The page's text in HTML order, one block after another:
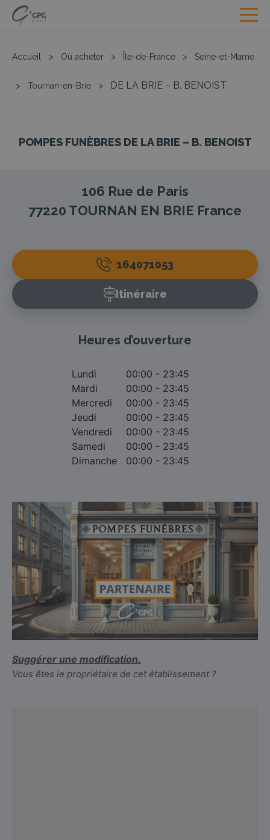
Accueil > Où acheter > Île-de-France > Seine-et-Marne
> Tournan-en-Brie > DE LA BRIE – B. BENOIST
POMPES FUNÈBRES DE LA BRIE – B. BENOIST
106 Rue de Paris
77220 TOURNAN EN BRIE France
164071053
Itinéraire
Heures d’ouverture
Lundi
00:00 - 23:45
Mardi
00:00 - 23:45
Mercredi
00:00 - 23:45
Jeudi
00:00 - 23:45
Vendredi
00:00 - 23:45
Samedi
00:00 - 23:45
Dimanche
00:00 - 23:45
Suggérer une modification.
Vous êtes le propriétaire de cet établissement ?